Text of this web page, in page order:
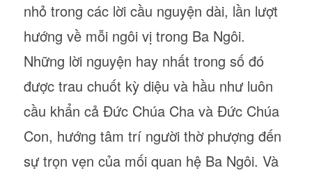
nhỏ trong các lời cầu nguyện dài, lần lượt
hướng về mỗi ngôi vị trong Ba Ngôi.
Những lời nguyện hay nhất trong số đó
được trau chuốt kỳ diệu và hầu như luôn
cầu khẩn cả Đức Chúa Cha và Đức Chúa
Con, hướng tâm trí người thờ phượng đến
sự trọn vẹn của mối quan hệ Ba Ngôi. Và